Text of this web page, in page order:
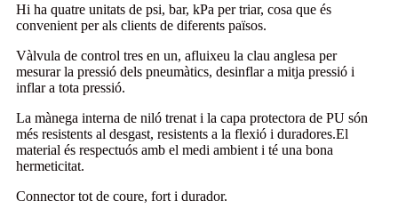
Hi ha quatre unitats de psi, bar, kPa per triar, cosa que és
convenient per als clients de diferents països.
Vàlvula de control tres en un, afluixeu la clau anglesa per
mesurar la pressió dels pneumàtics, desinflar a mitja pressió i
inflar a tota pressió.
La mànega interna de niló trenat i la capa protectora de PU són
més resistents al desgast, resistents a la flexió i duradores.El
material és respectuós amb el medi ambient i té una bona
hermeticitat.
Connector tot de coure, fort i durador.